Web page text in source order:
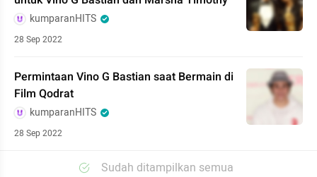
kumparanHITS
28 Sep 2022
Permintaan Vino G Bastian saat Bermain di
Film Qodrat
kumparanHITS
28 Sep 2022
Sudah ditampilkan semua